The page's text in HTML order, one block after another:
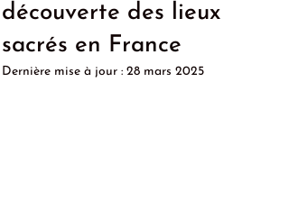
découverte des lieux
sacrés en France
Dernière mise à jour : 28 mars 2025